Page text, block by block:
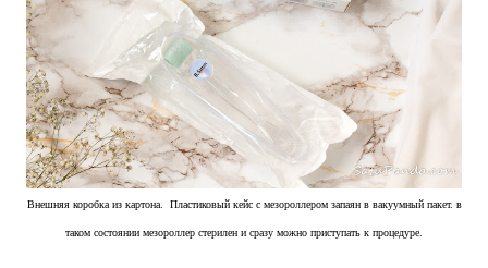
Внешняя коробка из картона. Пластиковый кейс с мезороллером запаян в вакуумный пакет. в
таком состоянии мезороллер стерилен и сразу можно приступать к процедуре.